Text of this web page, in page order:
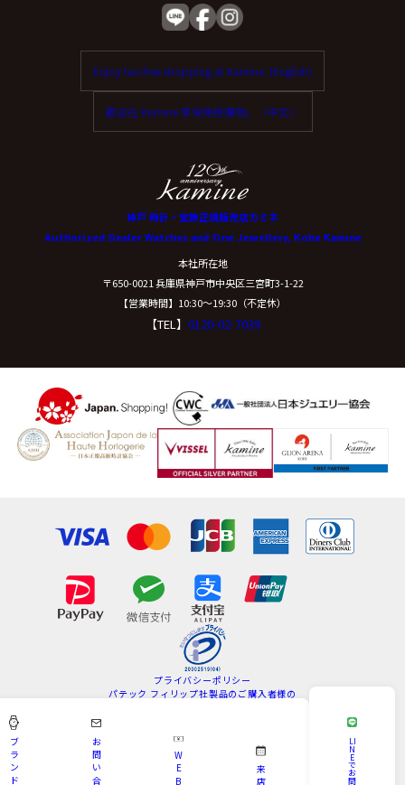
Enjoy tax-free shopping at Kamine. (English)
歡迎在 Kamine 享受免稅購物。（中文）
神戸 時計・宝飾正規販売店カミネ
Authorized Dealer Watches and Fine Jewellery, Kobe Kamine
本社所在地
〒650-0021 兵庫県神戸市中央区三宮町3-1-22
【営業時間】10:30〜19:30（不定休）
【TEL】 0120-02-7039
プライバシーポリシー
パテック フィリップ社製品のご購入者様の
サイトマップ
Copyright © KAMINE All Rights Reserved.
ブ
ラ
ン
ド
お
問
い
合
W
E
B
来
店
LI
N
E
で
お
問